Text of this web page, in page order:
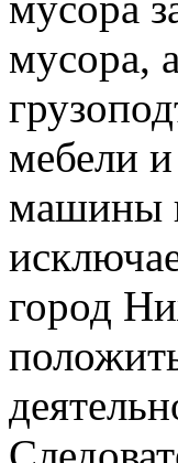
мусора,
мебели
машины
город